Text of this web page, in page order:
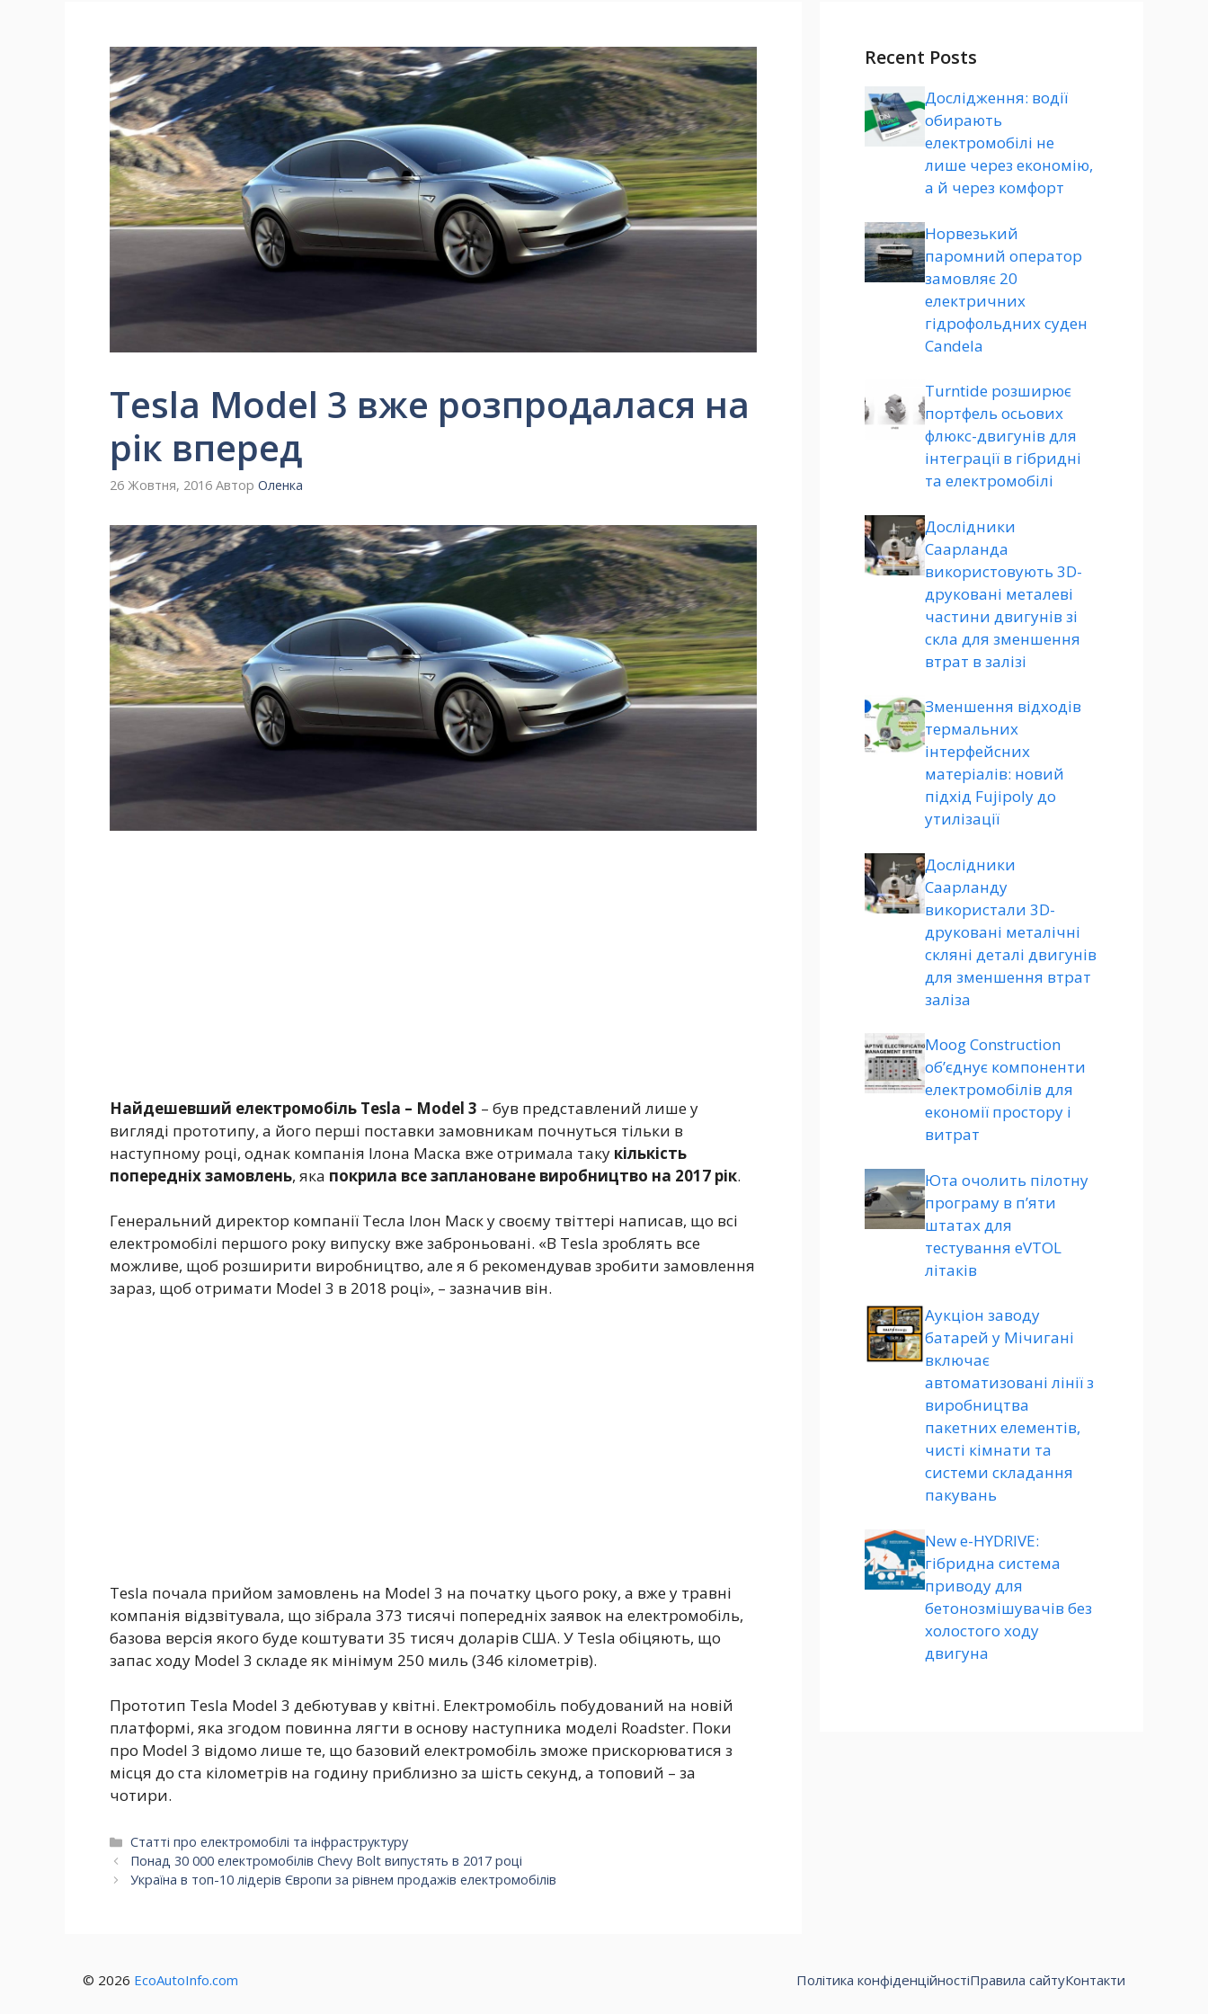
Tesla Model 3 вже розпродалася на
рік вперед
26 Жовтня, 2016 Автор Оленка
Найдешевший електромобіль Tesla – Model 3 – був представлений лише у
вигляді прототипу, а його перші поставки замовникам почнуться тільки в
наступному році, однак компанія Ілона Маска вже отримала таку кількість
попередніх замовлень, яка покрила все заплановане виробництво на 2017 рік.
Генеральний директор компанії Тесла Ілон Маск у своєму твіттері написав, що всі
електромобілі першого року випуску вже заброньовані. «В Tesla зроблять все
можливе, щоб розширити виробництво, але я б рекомендував зробити замовлення
зараз, щоб отримати Model 3 в 2018 році», – зазначив він.
Tesla почала прийом замовлень на Model 3 на початку цього року, а вже у травні
компанія відзвітувала, що зібрала 373 тисячі попередніх заявок на електромобіль,
базова версія якого буде коштувати 35 тисяч доларів США. У Tesla обіцяють, що
запас ходу Model 3 складе як мінімум 250 миль (346 кілометрів).
Прототип Tesla Model 3 дебютував у квітні. Електромобіль побудований на новій
платформі, яка згодом повинна лягти в основу наступника моделі Roadster. Поки
про Model 3 відомо лише те, що базовий електромобіль зможе прискорюватися з
місця до ста кілометрів на годину приблизно за шість секунд, а топовий – за
чотири.
Категорії
Статті про електромобілі та інфраструктуру
Понад 30 000 електромобілів Chevy Bolt випустять в 2017 році
Україна в топ-10 лідерів Європи за рівнем продажів електромобілів
Recent Posts
Дослідження: водії
обирають
електромобілі не
лише через економію,
а й через комфорт
Норвезький
паромний оператор
замовляє 20
електричних
гідрофольдних суден
Candela
Turntide розширює
портфель осьових
флюкс-двигунів для
інтеграції в гібридні
та електромобілі
Дослідники
Саарланда
використовують 3D-
друковані металеві
частини двигунів зі
скла для зменшення
втрат в залізі
Зменшення відходів
термальних
інтерфейсних
матеріалів: новий
підхід Fujipoly до
утилізації
Дослідники
Саарланду
використали 3D-
друковані металічні
скляні деталі двигунів
для зменшення втрат
заліза
Moog Construction
об’єднує компоненти
електромобілів для
економії простору і
витрат
Юта очолить пілотну
програму в п’яти
штатах для
тестування eVTOL
літаків
Аукціон заводу
батарей у Мічигані
включає
автоматизовані лінії з
виробництва
пакетних елементів,
чисті кімнати та
системи складання
пакувань
New e-HYDRIVE:
гібридна система
приводу для
бетонозмішувачів без
холостого ходу
двигуна
© 2026 EcoAutoInfo.com Політика конфіденційностіПравила сайтуКонтакти